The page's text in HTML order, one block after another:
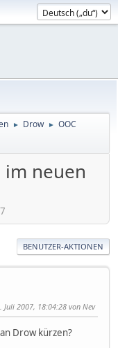
► Drow ► OOC
im neuen
BENUTZER-AKTIONEN
Juli 2007, 18:04:28 von Nev
Drow kürzen?